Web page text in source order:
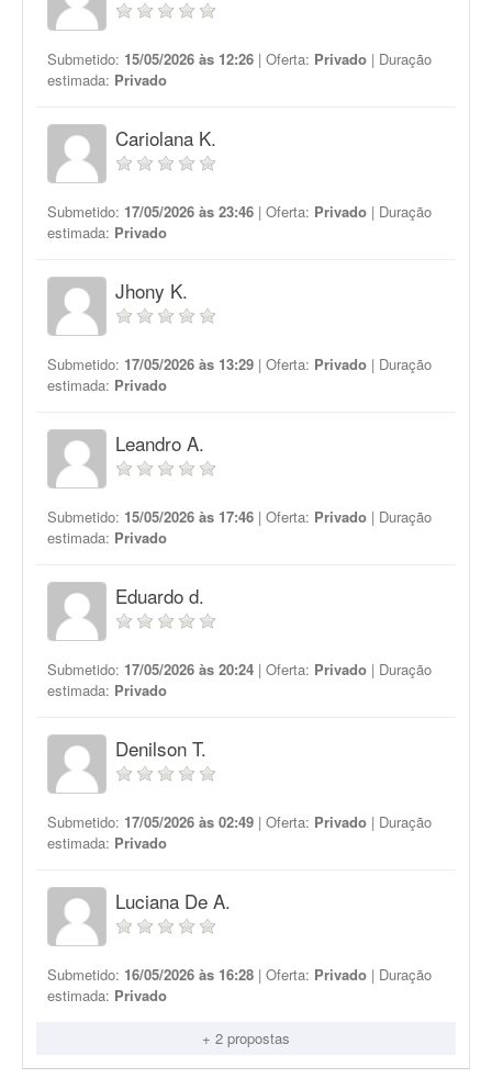
Submetido: 15/05/2026 às 12:26 | Oferta: Privado | Duração
estimada: Privado
Cariolana K.
Submetido: 17/05/2026 às 23:46 | Oferta: Privado | Duração
estimada: Privado
Jhony K.
Submetido: 17/05/2026 às 13:29 | Oferta: Privado | Duração
estimada: Privado
Leandro A.
Submetido: 15/05/2026 às 17:46 | Oferta: Privado | Duração
estimada: Privado
Eduardo d.
Submetido: 17/05/2026 às 20:24 | Oferta: Privado | Duração
estimada: Privado
Denilson T.
Submetido: 17/05/2026 às 02:49 | Oferta: Privado | Duração
estimada: Privado
Luciana De A.
Submetido: 16/05/2026 às 16:28 | Oferta: Privado | Duração
estimada: Privado
+ 2 propostas